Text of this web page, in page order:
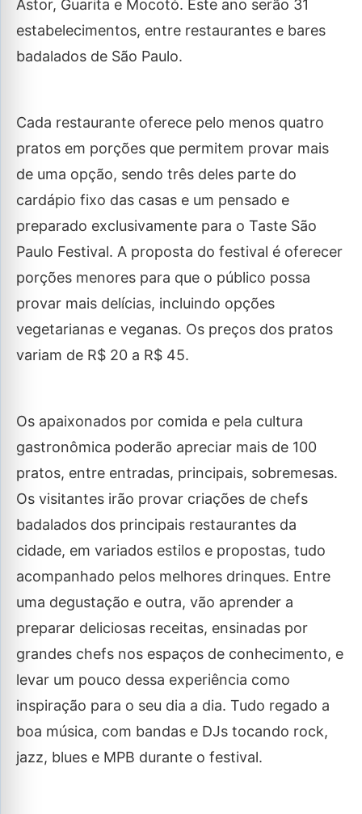
Astor, Guarita e Mocotó. Este ano serão 31
estabelecimentos, entre restaurantes e bares
badalados de São Paulo.
Cada restaurante oferece pelo menos quatro
pratos em porções que permitem provar mais
de uma opção, sendo três deles parte do
cardápio fixo das casas e um pensado e
preparado exclusivamente para o Taste São
Paulo Festival. A proposta do festival é oferecer
porções menores para que o público possa
provar mais delícias, incluindo opções
vegetarianas e veganas. Os preços dos pratos
variam de R$ 20 a R$ 45.
Os apaixonados por comida e pela cultura
gastronômica poderão apreciar mais de 100
pratos, entre entradas, principais, sobremesas.
Os visitantes irão provar criações de chefs
badalados dos principais restaurantes da
cidade, em variados estilos e propostas, tudo
acompanhado pelos melhores drinques. Entre
uma degustação e outra, vão aprender a
preparar deliciosas receitas, ensinadas por
grandes chefs nos espaços de conhecimento, e
levar um pouco dessa experiência como
inspiração para o seu dia a dia. Tudo regado a
boa música, com bandas e DJs tocando rock,
jazz, blues e MPB durante o festival.